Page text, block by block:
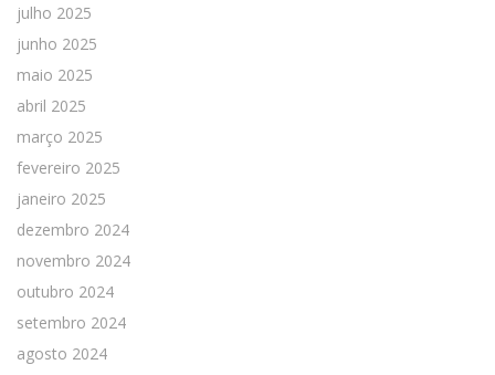
julho 2025
junho 2025
maio 2025
abril 2025
março 2025
fevereiro 2025
janeiro 2025
dezembro 2024
novembro 2024
outubro 2024
setembro 2024
agosto 2024